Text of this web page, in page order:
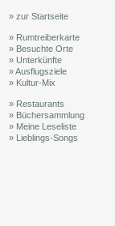
» zur Startseite
» Rumtreiberkarte
» Besuchte Orte
» Unterkünfte
» Ausflugsziele
» Kultur-Mix
» Restaurants
» Büchersammlung
» Meine Leseliste
» Lieblings-Songs